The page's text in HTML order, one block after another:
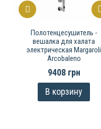
Полотенцесушитель -
вешалка для халата
электрическая Margaroli
Arcobaleno
9408 грн
В корзину